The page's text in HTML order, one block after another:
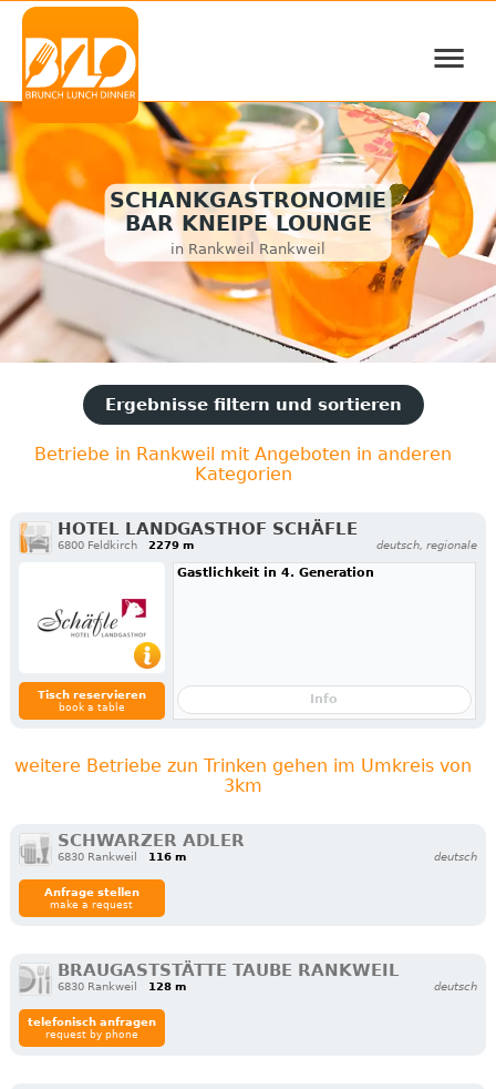
≡
SCHANKGASTRONOMIE
BAR KNEIPE LOUNGE
in Rankweil Rankweil
Ergebnisse filtern und sortieren
Betriebe in Rankweil mit Angeboten in anderen
Kategorien
HOTEL LANDGASTHOF SCHÄFLE
6800 Feldkirch 2279 m deutsch, regionale
Tisch reservieren
book a table
Gastlichkeit in 4. Generation
Info
weitere Betriebe zun Trinken gehen im Umkreis von
3km
SCHWARZER ADLER
6830 Rankweil 116 m deutsch
Anfrage stellen
make a request
BRAUGASTSTÄTTE TAUBE RANKWEIL
6830 Rankweil 128 m deutsch
telefonisch anfragen
request by phone